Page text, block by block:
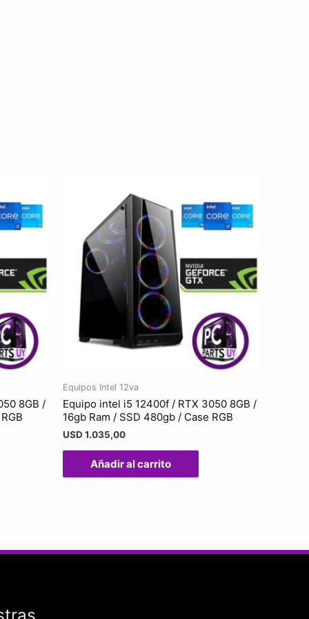
8GB /
Equipos Intel 12va
Equipo intel i5 12400f / RTX 3050 8GB /
16gb Ram / SSD 480gb / Case RGB
USD 1.035,00
Añadir al carrito